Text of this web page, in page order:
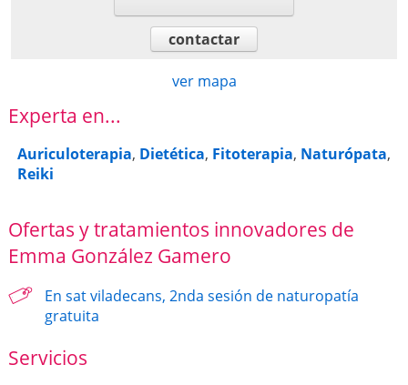
contactar
ver mapa
Experta en...
Auriculoterapia, Dietética, Fitoterapia, Naturópata,
Reiki
Ofertas y tratamientos innovadores de
Emma González Gamero
En sat viladecans, 2nda sesión de naturopatía
gratuita
Servicios